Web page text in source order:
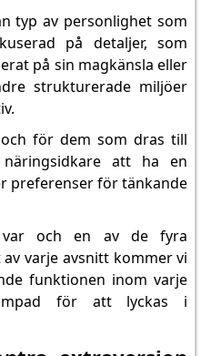
typ av personlighet som
på detaljer, som
på sin magkänsla eller
strukturerade miljöer
för dem som dras till
att ha en
preferenser för tänkande
och en av de fyra
varje avsnitt kommer vi
funktionen inom varje
för att lyckas i